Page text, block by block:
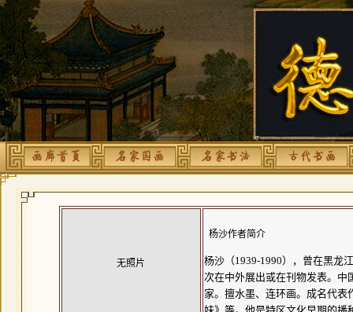
无照片
杨沙作者简介
杨沙（1939-1990），曾在黑龙
次在中外展出或在刊物发表。中
家。擅水墨、连环画。成名代表